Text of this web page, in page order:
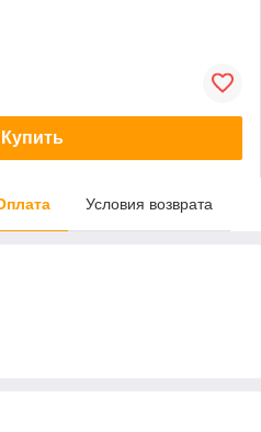
Купить
Условия возврата